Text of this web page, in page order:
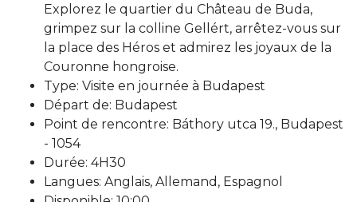
Explorez le quartier du Château de Buda,
grimpez sur la colline Gellért, arrêtez-vous sur
la place des Héros et admirez les joyaux de la
Couronne hongroise.
Type: Visite en journée à Budapest
Départ de: Budapest
Point de rencontre: Báthory utca 19., Budapest
- 1054
Durée: 4H30
Langues: Anglais, Allemand, Espagnol